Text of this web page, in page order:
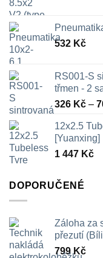
532 Kč
RS001-S
třmen - 2
326 Kč –
12x2.5
[Yuanxing]
1 447 Kč
DOPORUČENÉ
Záloha za
přezutí
799Kč